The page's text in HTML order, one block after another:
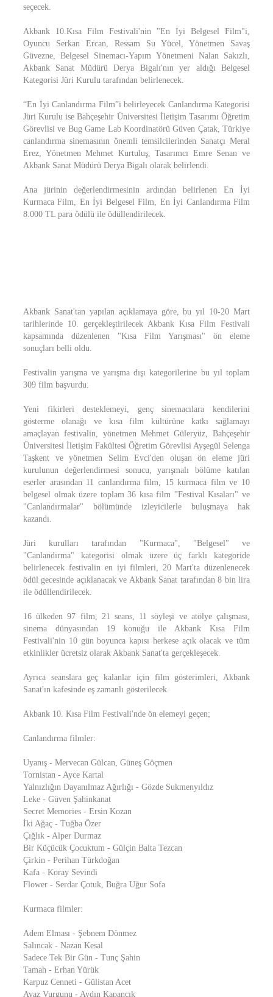
seçecek.
Akbank 10.Kısa Film Festivali'nin "En İyi Belgesel Film"i,
Oyuncu Serkan Ercan, Ressam Su Yücel, Yönetmen Savaş
Güvezne, Belgesel Sinemacı-Yapım Yönetmeni Nalan Sakızlı,
Akbank Sanat Müdürü Derya Bigalı'nın yer aldığı Belgesel
Kategorisi Jüri Kurulu tarafından belirlenecek.
“En İyi Canlandırma Film”i belirleyecek Canlandırma Kategorisi
Jüri Kurulu ise Bahçeşehir Üniversitesi İletişim Tasarımı Öğretim
Görevlisi ve Bug Game Lab Koordinatörü Güven Çatak, Türkiye
canlandırma sinemasının önemli temsilcilerinden Sanatçı Meral
Erez, Yönetmen Mehmet Kurtuluş, Tasarımcı Emre Senan ve
Akbank Sanat Müdürü Derya Bigalı olarak belirlendi.
Ana jürinin değerlendirmesinin ardından belirlenen En İyi
Kurmaca Film, En İyi Belgesel Film, En İyi Canlandırma Film
8.000 TL para ödülü ile ödüllendirilecek.
Akbank Sanat'tan yapılan açıklamaya göre, bu yıl 10-20 Mart
tarihlerinde 10. gerçekleştirilecek Akbank Kısa Film Festivali
kapsamında düzenlenen "Kısa Film Yarışması" ön eleme
sonuçları belli oldu.
Festivalin yarışma ve yarışma dışı kategorilerine bu yıl toplam
309 film başvurdu.
Yeni fikirleri desteklemeyi, genç sinemacılara kendilerini
gösterme olanağı ve kısa film kültürüne katkı sağlamayı
amaçlayan festivalin, yönetmen Mehmet Güleryüz, Bahçeşehir
Üniversitesi İletişim Fakültesi Öğretim Görevlisi Ayşegül Selenga
Taşkent ve yönetmen Selim Evci'den oluşan ön eleme jüri
kurulunun değerlendirmesi sonucu, yarışmalı bölüme katılan
eserler arasından 11 canlandırma film, 15 kurmaca film ve 10
belgesel olmak üzere toplam 36 kısa film "Festival Kısaları" ve
"Canlandırmalar" bölümünde izleyicilerle buluşmaya hak
kazandı.
Jüri kurulları tarafından "Kurmaca", "Belgesel" ve
"Canlandırma" kategorisi olmak üzere üç farklı kategoride
belirlenecek festivalin en iyi filmleri, 20 Mart'ta düzenlenecek
ödül gecesinde açıklanacak ve Akbank Sanat tarafından 8 bin lira
ile ödüllendirilecek.
16 ülkeden 97 film, 21 seans, 11 söyleşi ve atölye çalışması,
sinema dünyasından 19 konuğu ile Akbank Kısa Film
Festivali'nin 10 gün boyunca kapısı herkese açık olacak ve tüm
etkinlikler ücretsiz olarak Akbank Sanat'ta gerçekleşecek.
Ayrıca seanslara geç kalanlar için film gösterimleri, Akbank
Sanat'ın kafesinde eş zamanlı gösterilecek.
Akbank 10. Kısa Film Festivali'nde ön elemeyi geçen;
Canlandırma filmler:
Uyanış - Mervecan Gülcan, Güneş Göçmen
Tornistan - Ayce Kartal
Yalnızlığın Dayanılmaz Ağırlığı - Gözde Sukmenyıldız
Leke - Güven Şahinkanat
Secret Memories - Ersin Kozan
İki Ağaç - Tuğba Özer
Çığlık - Alper Durmaz
Bir Küçücük Çocuktum - Gülçin Balta Tezcan
Çirkin - Perihan Türkdoğan
Kafa - Koray Sevindi
Flower - Serdar Çotuk, Buğra Uğur Sofa
Kurmaca filmler:
Adem Elması - Şebnem Dönmez
Salıncak - Nazan Kesal
Sadece Tek Bir Gün - Tunç Şahin
Tamah - Erhan Yürük
Karpuz Cenneti - Gülistan Acet
Ayaz Vurgunu - Aydın Kapancık